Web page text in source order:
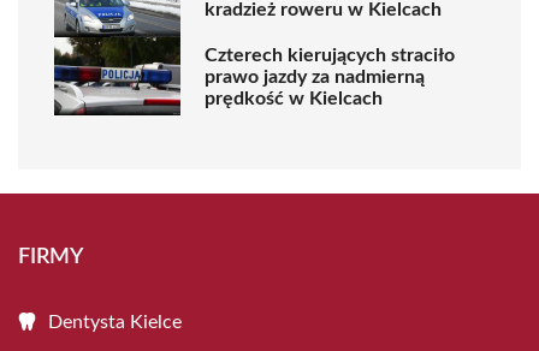
kradzież roweru w Kielcach
Czterech kierujących straciło
prawo jazdy za nadmierną
prędkość w Kielcach
FIRMY
Dentysta Kielce